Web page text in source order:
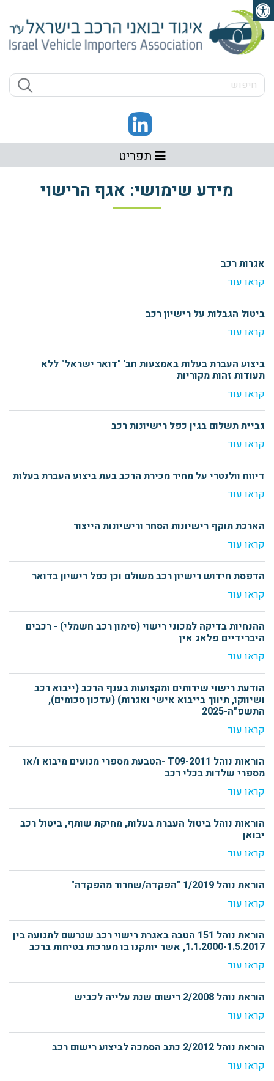
תפריט
מידע שימושי: אגף הרישוי
אגרות רכב
קראו עוד
ביטול הגבלות על רישיון רכב
קראו עוד
ביצוע העברת בעלות באמצעות חב' "דואר ישראל" ללא
תעודות זהות מקוריות
קראו עוד
גביית תשלום בגין כפל רישיונות רכב
קראו עוד
דיווח וולנטרי על מחיר מכירת הרכב בעת ביצוע העברת בעלות
קראו עוד
הארכת תוקף רישיונות הסחר ורישיונות הייצור
קראו עוד
הדפסת חידוש רישיון רכב משולם וכן כפל רישיון בדואר
קראו עוד
ההנחיות בדיקה למכוני רישוי (סימון רכב חשמלי) - רכבים
היברידיים פלאג אין
קראו עוד
הודעת רישוי שירותים ומקצועות בענף הרכב (ייבוא רכב
ושיווקו, תיווך בייבוא אישי ואגרות) (עדכון סכומים),
התשפ"ה-2025
קראו עוד
הוראות נוהל T09-2011 -הטבעת מספרי מנועים מיבוא ו/או
מספרי שלדות בכלי רכב
קראו עוד
הוראות נוהל ביטול העברת בעלות, מחיקת שותף, ביטול רכב
יבואן
קראו עוד
הוראת נוהל 1/2019 "הפקדה/שחרור מהפקדה"
קראו עוד
הוראת נוהל 151 הטבה באגרת רישוי רכב שנרשם לתנועה בין
1.1.2000-1.5.2017, אשר יותקנו בו מערכות בטיחות ברכב
קראו עוד
הוראת נוהל 2/2008 רישום שנת עלייה לכביש
קראו עוד
הוראת נוהל 2/2012 כתב הסמכה לביצוע רישום רכב
קראו עוד
פתיחת סרגל נגישות